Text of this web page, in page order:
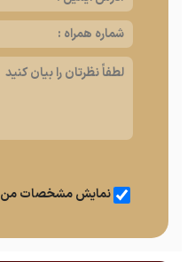
نمایش مشخصات من